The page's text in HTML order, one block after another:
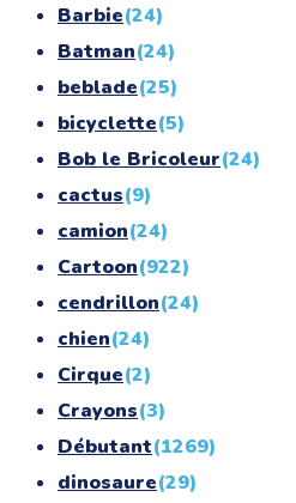
Barbie(24)
Batman(24)
beblade(25)
bicyclette(5)
Bob le Bricoleur(24)
cactus(9)
camion(24)
Cartoon(922)
cendrillon(24)
chien(24)
Cirque(2)
Crayons(3)
Débutant(1269)
dinosaure(29)